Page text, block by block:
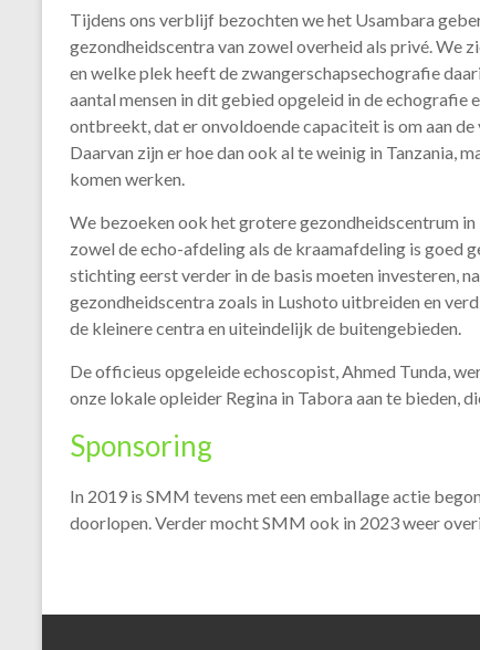
Tijdens ons verblijf bezochten we het Usambara
gezondheidscentra van zowel overheid als privé. We
en welke plek heeft de zwangerschapsechografie
aantal mensen in dit gebied opgeleid in de echografie
ontbreekt, dat er onvoldoende capaciteit is om aan de
Daarvan zijn er hoe dan ook al te weinig in Tanzania,
komen werken.
We bezoeken ook het grotere gezondheidscentrum
zowel de echo-afdeling als de kraamafdeling is goed
stichting eerst verder in de basis moeten investeren,
gezondheidscentra zoals in Lushoto uitbreiden en
de kleinere centra en uiteindelijk de buitengebieden.
De officieus opgeleide echoscopist, Ahmed Tunda,
onze lokale opleider Regina in Tabora aan te bieden,
Sponsoring
In 2019 is SMM tevens met een emballage actie
doorlopen. Verder mocht SMM ook in 2023 weer